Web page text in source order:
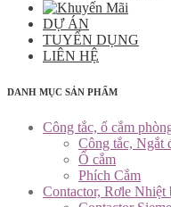
DỰ ÁN
TUYỂN DỤNG
LIÊN HỆ
DANH MỤC SẢN PHẨM
Công tắc, ổ cắm
Công tắc, Ngắt
Ổ cắm
Phích Cắm
Contactor, Rơle Nhiệt